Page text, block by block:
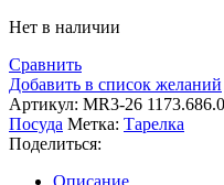
Нет в наличии
Сравнить
Добавить в список желаний
Артикул: MR3-26
Посуда Метка: Тарелка
Поделиться:
Описание